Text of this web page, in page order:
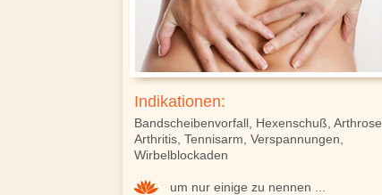
Indikationen:
Bandscheibenvorfall, Hexenschuß, Arthrose,
Arthritis, Tennisarm, Verspannungen,
Wirbelblockaden
um nur einige zu nennen ...